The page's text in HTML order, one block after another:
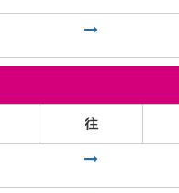
往